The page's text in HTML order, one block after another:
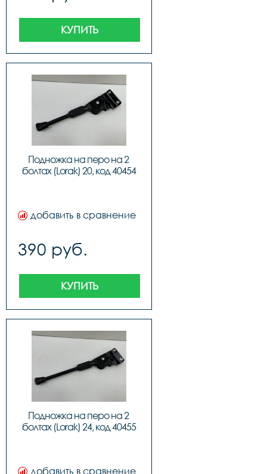
КУПИТЬ
Подножка на перо на 2
болтах (Lorak) 20, код 40454
добавить в сравнение
390 руб.
КУПИТЬ
Подножка на перо на 2
болтах (Lorak) 24, код 40455
добавить в сравнение